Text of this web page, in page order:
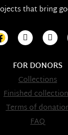
that bring
FOR DONORS
Collections
Finished
Terms of
FAQ